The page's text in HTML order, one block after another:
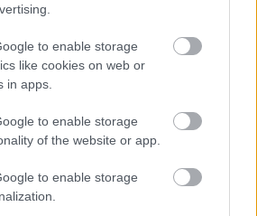
to enable storage
like cookies on web or
in apps.
to enable storage
of the website or app.
to enable storage